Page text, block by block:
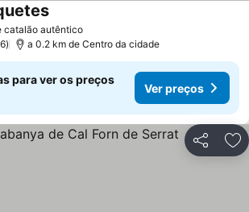
catalão autênticoVer preços
Ver preços
a 0.2 km de Centro da cidade
para ver os preços
Ver preços
Partilhar